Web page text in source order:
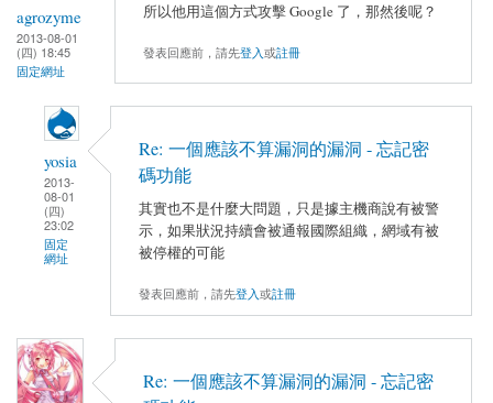
agrozyme
2013-08-01
(四) 18:45
固定網址
所以他用這個方式攻擊 Google 了，那然後呢？
發表回應前，請先登入或註冊
yosia
2013-
08-01
(四)
23:02
固定
網址
Re: 一個應該不算漏洞的漏洞 - 忘記密
碼功能
其實也不是什麼大問題，只是據主機商說有被警
示，如果狀況持續會被通報國際組織，網域有被
被停權的可能
發表回應前，請先登入或註冊
Re: 一個應該不算漏洞的漏洞 - 忘記密